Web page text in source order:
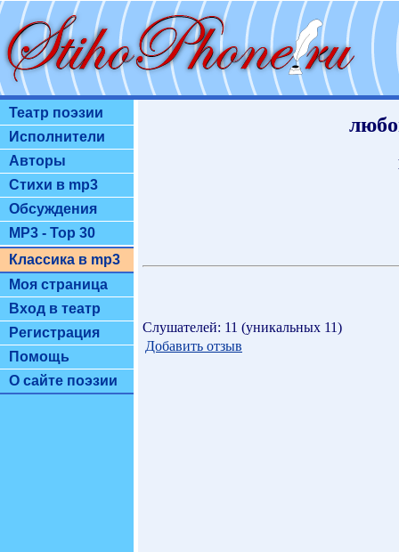
Театр поэзии
Исполнители
Авторы
Стихи в mp3
Обсуждения
MP3 - Top 30
Классика в mp3
Моя страница
Вход в театр
Регистрация
Помощь
О сайте поэзии
Слушателей: 11 (уникальных 11)
Добавить отзыв